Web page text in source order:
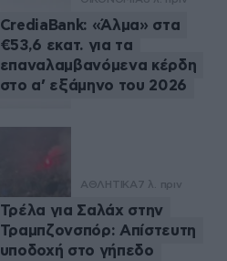
CrediaBank: «Άλμα» στα
€53,6 εκατ. για τα
επαναλαμβανόμενα κέρδη
στο α’ εξάμηνο του 2026
ΑΘΛΗΤΙΚΑ7 λ. πριν
Τρέλα για Σαλάχ στην
Τραμπζονσπόρ: Απίστευτη
υποδοχή στο γήπεδο